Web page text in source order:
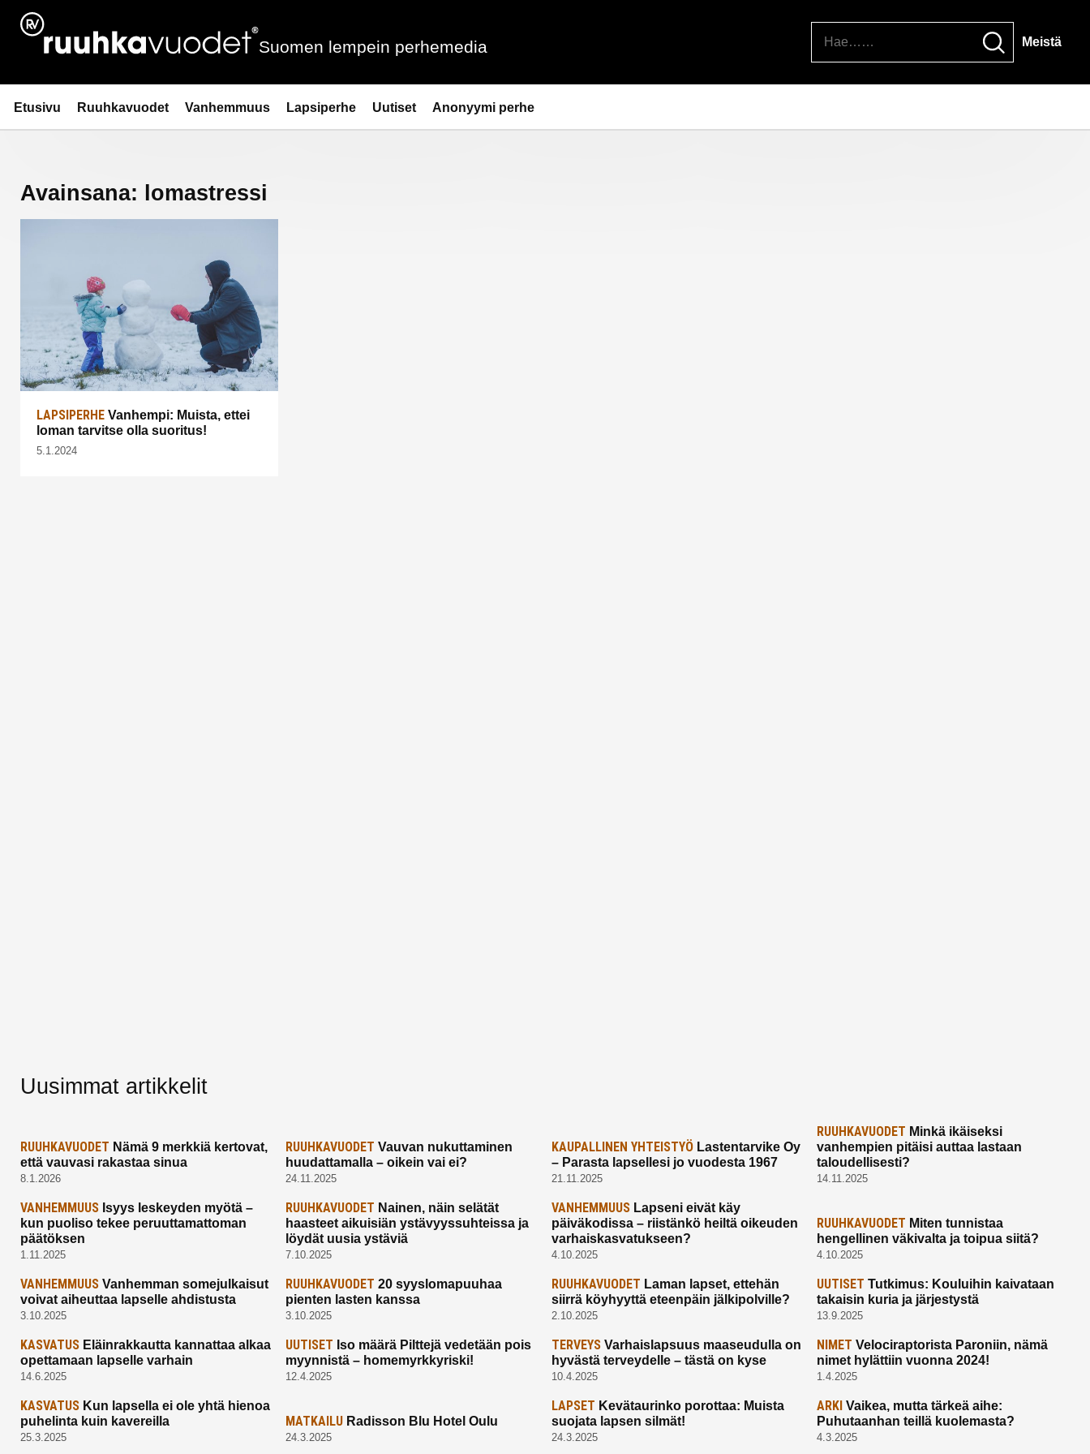
Siirry
sisältöön
Ruuhkavuodet.fi
Suomen lempein perhemedia Meistä
Etusivu Ruuhkavuodet Vanhemmuus Lapsiperhe Uutiset Anonyymi perhe
Avainsana: lomastressi
LAPSIPERHE Vanhempi: Muista, ettei
loman tarvitse olla suoritus!
5.1.2024
Uusimmat artikkelit
RUUHKAVUODET Nämä 9 merkkiä kertovat,
että vauvasi rakastaa sinua
8.1.2026
RUUHKAVUODET Vauvan nukuttaminen
huudattamalla – oikein vai ei?
24.11.2025
KAUPALLINEN YHTEISTYÖLastentarvike Oy
– Parasta lapsellesi jo vuodesta 1967
21.11.2025
RUUHKAVUODET Minkä ikäiseksi
vanhempien pitäisi auttaa lastaan
taloudellisesti?
14.11.2025
VANHEMMUUS Isyys leskeyden myötä –
kun puoliso tekee peruuttamattoman
päätöksen
1.11.2025
RUUHKAVUODET Nainen, näin selätät
haasteet aikuisiän ystävyyssuhteissa ja
löydät uusia ystäviä
7.10.2025
VANHEMMUUSLapseni eivät käy
päiväkodissa – riistänkö heiltä oikeuden
varhaiskasvatukseen?
4.10.2025
RUUHKAVUODET Miten tunnistaa
hengellinen väkivalta ja toipua siitä?
4.10.2025
VANHEMMUUS Vanhemman somejulkaisut
voivat aiheuttaa lapselle ahdistusta
3.10.2025
RUUHKAVUODET 20 syyslomapuuhaa
pienten lasten kanssa
3.10.2025
RUUHKAVUODET Laman lapset, ettehän
siirrä köyhyyttä eteenpäin jälkipolville?
2.10.2025
UUTISET Tutkimus: Kouluihin kaivataan
takaisin kuria ja järjestystä
13.9.2025
KASVATUS Eläinrakkautta kannattaa alkaa
opettamaan lapselle varhain
14.6.2025
UUTISET Iso määrä Pilttejä vedetään pois
myynnistä – homemyrkkyriski!
12.4.2025
TERVEYSVarhaislapsuus maaseudulla on
hyvästä terveydelle – tästä on kyse
10.4.2025
NIMET Velociraptorista Paroniin, nämä
nimet hylättiin vuonna 2024!
1.4.2025
KASVATUS Kun lapsella ei ole yhtä hienoa
puhelinta kuin kavereilla
25.3.2025
MATKAILU Radisson Blu Hotel Oulu
24.3.2025
LAPSET Kevätaurinko porottaa: Muista
suojata lapsen silmät!
24.3.2025
ARKI Vaikea, mutta tärkeä aihe:
Puhutaanhan teillä kuolemasta?
4.3.2025